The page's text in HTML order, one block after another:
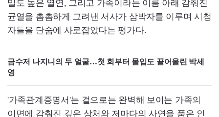
밀도 높은 열연, 그리고 가족이라는 이름 아래 감춰진
균열을 촘촘하게 그려낸 서사가 삼박자를 이루며 시청
자들을 단숨에 사로잡았다는 평가다.
금수저 나지니의 두 얼굴…첫 회부터 몰입도 끌어올린 박세
영
'가족관계증명서'는 겉으로는 완벽해 보이는 가족의
이면에 감춰진 깊은 상처와 저마다의 사연을 품은 인